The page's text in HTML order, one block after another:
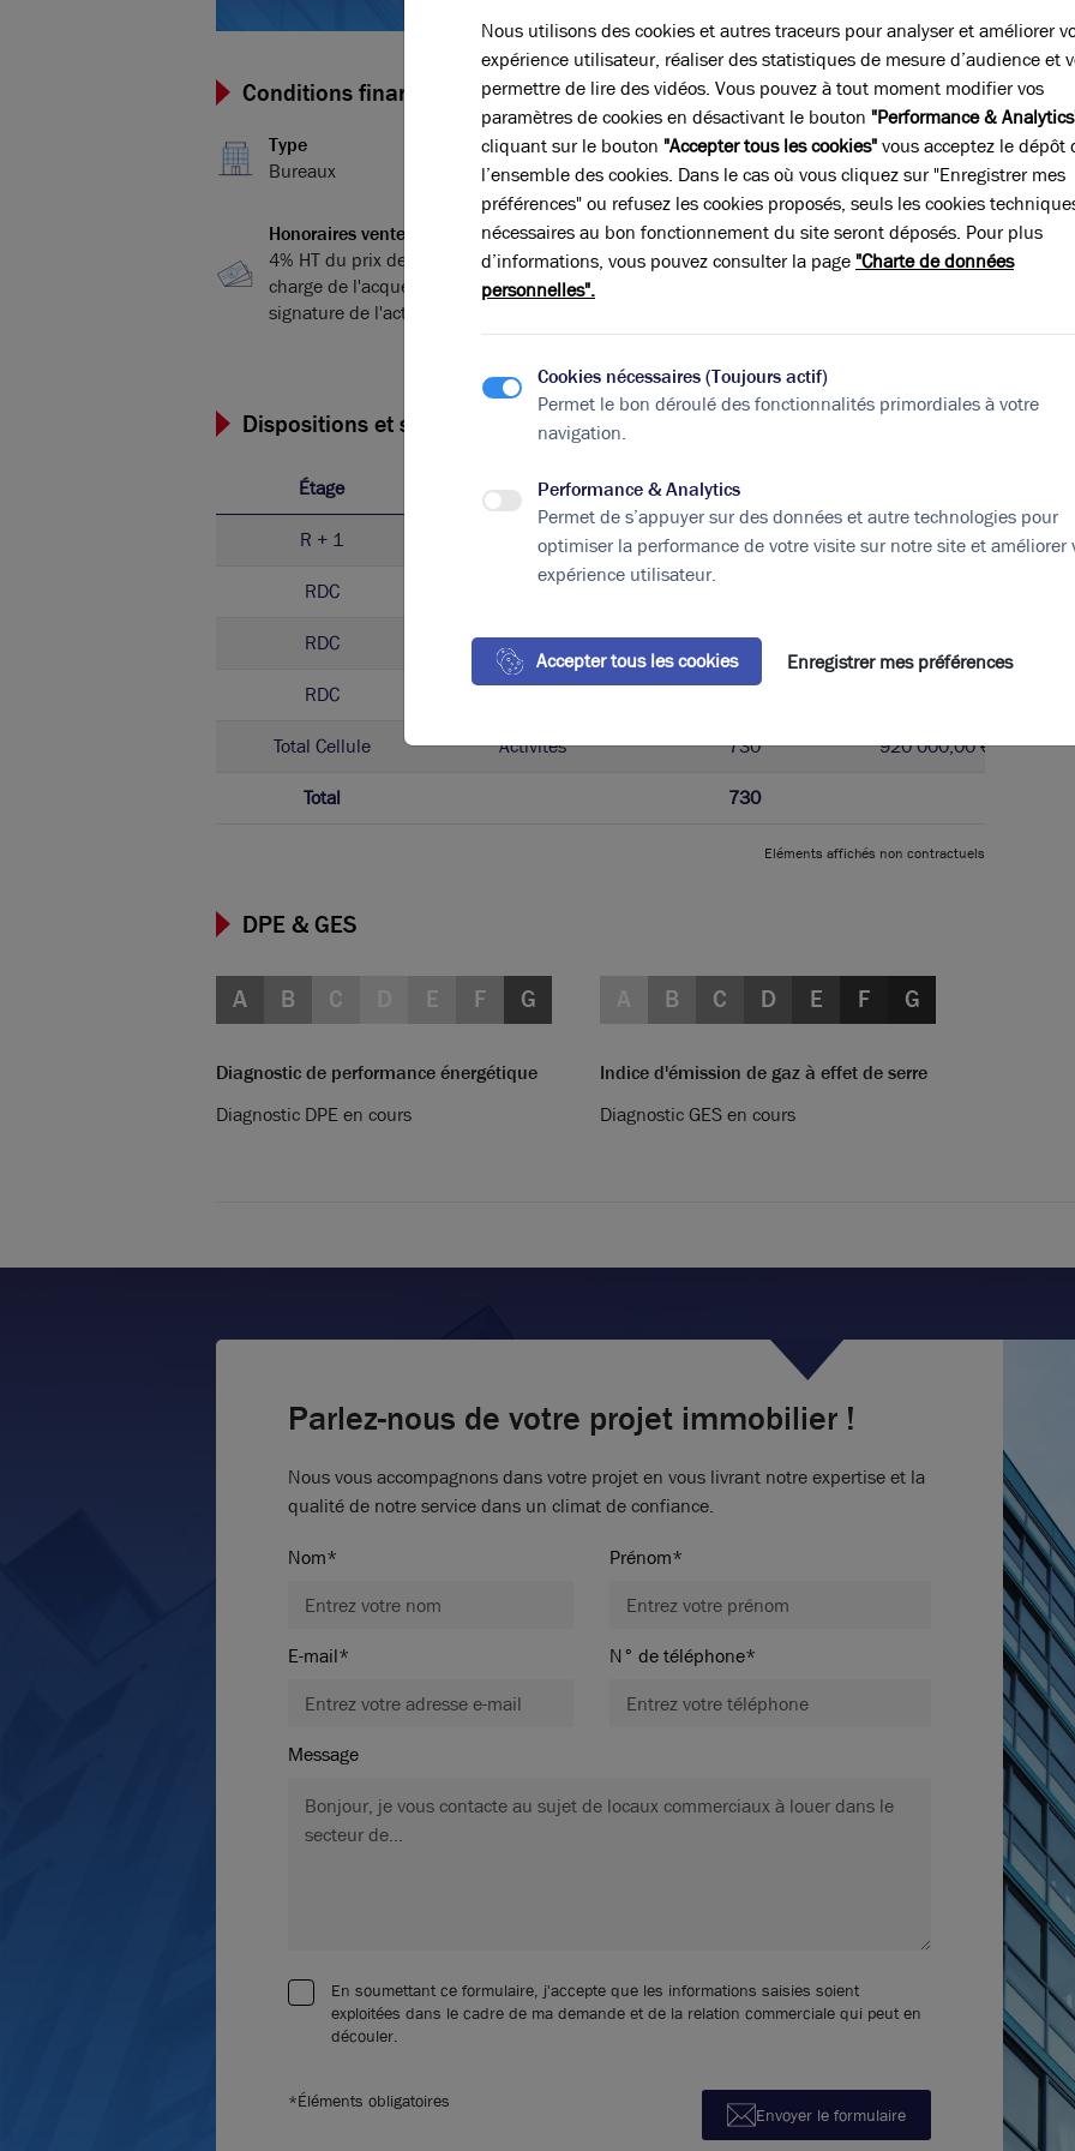
Conditions financières et dispositions
Type
Bureaux
Régime fiscal
Droits d'enregistrement
Honoraires vente
4% HT du prix de vente HDE, à la
charge de l'acquéreur, payables à la
signature de l'acte
Dispositions et surfaces
Étage Type Surface
R + 1 Bureaux 100
RDC Activités
RDC Bureaux 100
RDC
Total Cellule Activités 730 920 000,00 € / m²
Total 730
Eléments affichés non contractuels
DPE & GES
A B C E F G
Diagnostic de performance énergétique
Diagnostic DPE en cours
B C D E F G
Indice d'émission de gaz à effet de serre
Diagnostic GES en cours
Parlez-nous de votre projet immobilier !
Nous vous accompagnons dans votre projet en vous livrant notre expertise et la
qualité de notre service dans un climat de confiance.
Nom* Prénom*
E-mail* N° de téléphone*
Message
En soumettant ce formulaire, j'accepte que les informations saisies soient
exploitées dans le cadre de ma demande et de la relation commerciale qui peut en
découler.
*Éléments obligatoires
Envoyer le formulaire
Nous utilisons des cookies et autres traceurs pour analyser et améliorer
expérience utilisateur, réaliser des statistiques de mesure d’audience et
permettre de lire des vidéos. Vous pouvez à tout moment modifier vos
paramètres de cookies en désactivant le bouton "Performance &
cliquant sur le bouton "Accepter tous les cookies"vous acceptez le dépôt
l’ensemble des cookies. Dans le cas où vous cliquez sur "Enregistrer mes
préférences" ou refusez les cookies proposés, seuls les cookies
nécessaires au bon fonctionnement du site seront déposés. Pour plus
d’informations, vous pouvez consulter la page"Charte de données
personnelles".
Cookies nécessaires (Toujours actif)
Permet le bon déroulé des fonctionnalités primordiales à votre
navigation.
Performance & Analytics
Permet de s’appuyer sur des données et autre technologies pour
optimiser la performance de votre visite sur notre site et améliorer
expérience utilisateur.
Accepter tous les cookies Enregistrer mes préférences